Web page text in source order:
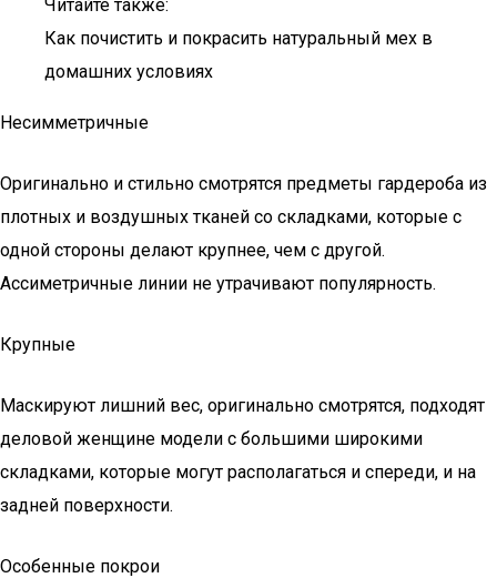
Читайте также:
Как почистить и покрасить натуральный мех в
домашних условиях
Несимметричные
Оригинально и стильно смотрятся предметы гардероба из
плотных и воздушных тканей со складками, которые с
одной стороны делают крупнее, чем с другой.
Ассиметричные линии не утрачивают популярность.
Крупные
Маскируют лишний вес, оригинально смотрятся, подходят
деловой женщине модели с большими широкими
складками, которые могут располагаться и спереди, и на
задней поверхности.
Особенные покрои